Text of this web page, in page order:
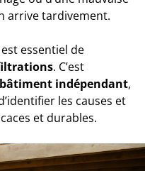
arrive tardivement.
essentiel de
. C’est
indépendant,
les causes et
et durables.